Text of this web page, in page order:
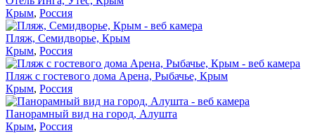
Крым, Россия
Пляж, Семидворье, Крым
Крым, Россия
Пляж с гостевого дома Арена, Рыбачье, Крым
Крым, Россия
Панорамный вид на город, Алушта
Крым, Россия